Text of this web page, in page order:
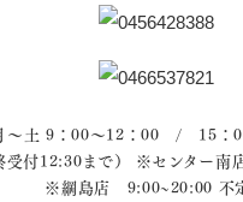
～土 9：00～12：00 / 15：
付12:30まで） ※センター南
※綱島店 9:00~20:00 不